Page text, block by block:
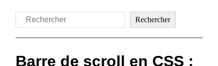
Rechercher Rechercher
Barre de scroll en CSS :